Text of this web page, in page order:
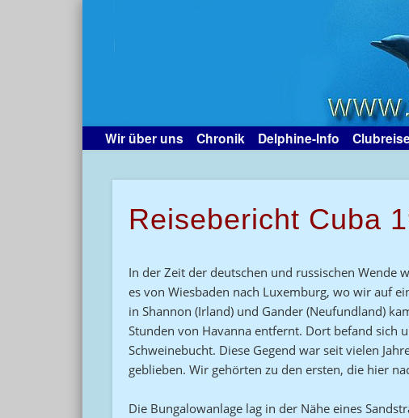
Wir über uns Chronik Delphine-Info
Reisebericht Cuba
In der Zeit der deutschen und russischen Wende
es von Wiesbaden nach Luxemburg, wo wir auf
in Shannon (Irland) und Gander (Neufundland)
Stunden von Havanna entfernt. Dort befand sich
Schweinebucht. Diese Gegend war seit vielen
geblieben. Wir gehörten zu den ersten, die hier
Die Bungalowanlage lag in der Nähe eines